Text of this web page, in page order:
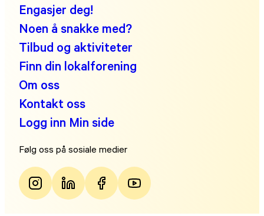
Engasjer deg!
Noen å snakke med?
Tilbud og aktiviteter
Finn din lokalforening
Om oss
Kontakt oss
Logg inn Min side
Følg oss på sosiale medier